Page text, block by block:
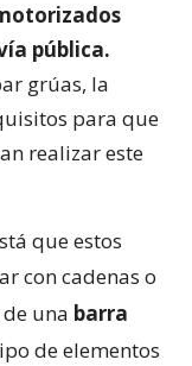
pública.
grúas, la
para que
realizar este
que estos
con cadenas o
una barra
de elementos